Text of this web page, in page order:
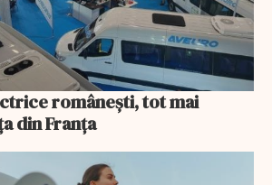
românești, tot mai
din Franța